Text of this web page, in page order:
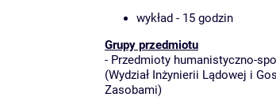
wykład - 15 godzin
Grupy przedmiotu
- Przedmioty humanistyczno-
(Wydział Inżynierii Lądowej i
Zasobami)